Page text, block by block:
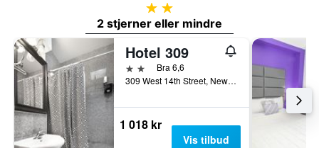
2 stjerner
2 stjerner eller mindre
Hotel 309
2 stjernerBra 6,6
309 West 14th Street, New York, NY, USA
1 018 kr
Vis tilbud